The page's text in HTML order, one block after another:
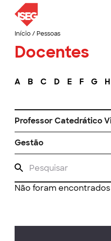
Início/ Pessoas
Docentes
A B C D E F G H
Professor Catedrático
Gestão
Não foram